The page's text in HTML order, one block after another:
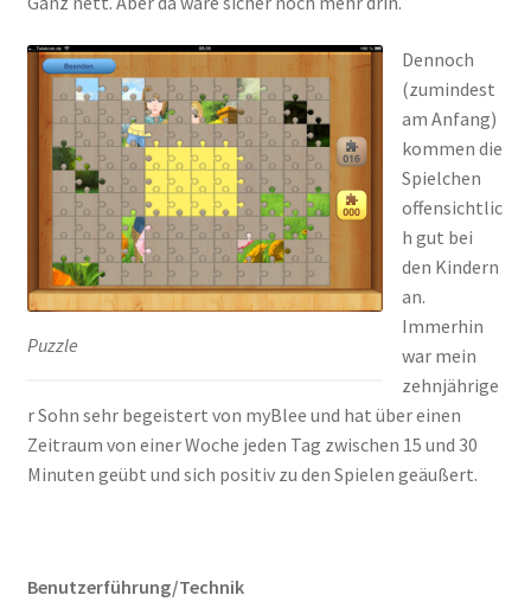
Puzzle
Dennoch
(zumindest
am Anfang)
kommen die
Spielchen
offensichtlic
h gut bei
den Kindern
an.
Immerhin
war mein
zehnjährige
r Sohn sehr begeistert von myBlee und hat über einen
Zeitraum von einer Woche jeden Tag zwischen 15 und 30
Minuten geübt und sich positiv zu den Spielen geäußert.
Benutzerführung/Technik